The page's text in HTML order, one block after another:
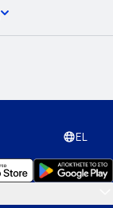
EL